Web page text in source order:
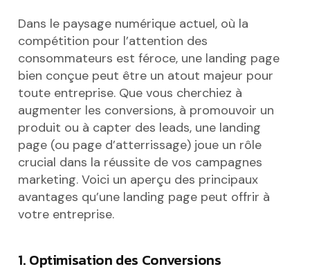
Dans le paysage numérique actuel, où la
compétition pour l’attention des
consommateurs est féroce, une landing page
bien conçue peut être un atout majeur pour
toute entreprise. Que vous cherchiez à
augmenter les conversions, à promouvoir un
produit ou à capter des leads, une landing
page (ou page d’atterrissage) joue un rôle
crucial dans la réussite de vos campagnes
marketing. Voici un aperçu des principaux
avantages qu’une landing page peut offrir à
votre entreprise.
1. Optimisation des Conversions